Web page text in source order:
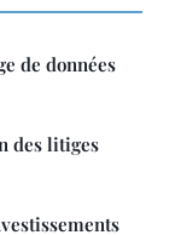
de données
des litiges